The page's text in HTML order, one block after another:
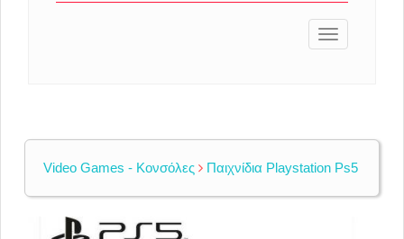
Toggle
Video Games - Κονσόλες Παιχνίδια Playstation Ps5